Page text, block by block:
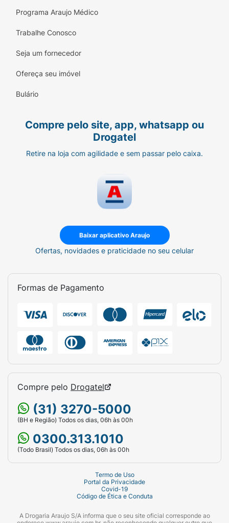
Programa Araujo Médico
Trabalhe Conosco
Seja um fornecedor
Ofereça seu imóvel
Bulário
Compre pelo site, app, whatsapp ou
Drogatel
Retire na loja com agilidade e sem passar pelo caixa.
Baixar aplicativo Araujo
Ofertas, novidades e praticidade no seu celular
Formas de Pagamento
Compre pelo Drogatel
(31) 3270-5000
(BH e Região) Todos os dias, 06h às 00h
0300.313.1010
(Todo Brasil) Todos os dias, 06h às 00h
Termo de Uso
Portal da Privacidade
Covid-19
Código de Ética e Conduta
A Drogaria Araujo S/A informa que o seu site oficial corresponde ao